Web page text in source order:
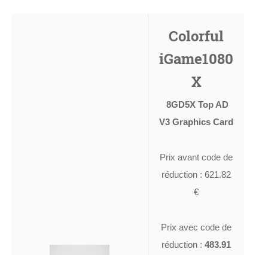
Colorful
iGame1080
X
8GD5X Top AD
V3 Graphics Card
Prix avant code de
réduction : 621.82
€
Prix avec code de
réduction : 483.91